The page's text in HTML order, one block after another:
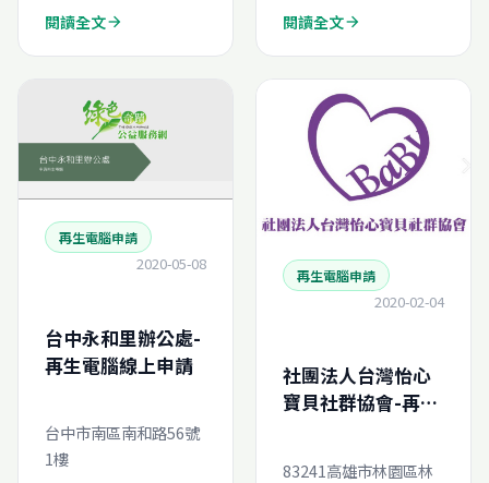
閱讀全文arrow_forward
0)
閱讀全文arrow_forward
再生電腦申請
2020-05-08
台中永和里辦公處-
再生電腦線上申請
台中市南區南和路56號
1樓
再生電腦申請
2020-02-04
社團法人台灣怡心
寶貝社群協會-再生
83241高雄市林園區林